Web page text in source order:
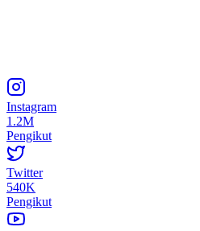
Instagram
1.2M
Pengikut
Twitter
540K
Pengikut